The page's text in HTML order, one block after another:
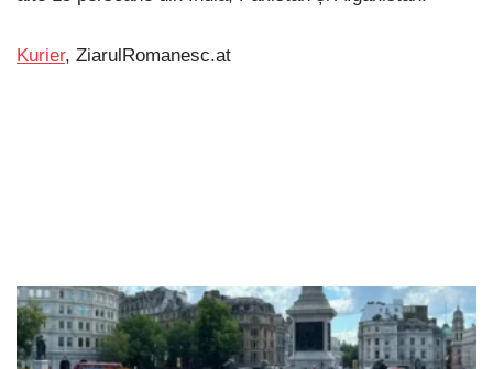
Kurier, ZiarulRomanesc.at